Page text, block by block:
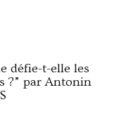
défie-t-elle les
?” par Antonin